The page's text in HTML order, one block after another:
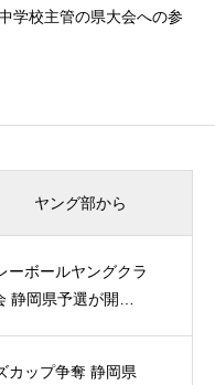
学校主管の県大会への参
ヤング部から
ーボールヤングクラ
静岡県予選が開催
カップ争奪 静岡県